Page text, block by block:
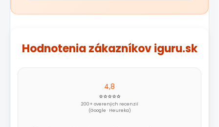
Hodnotenia zákazníkov iguru.sk
4,8
⭐⭐⭐⭐⭐
200+ overených recenzií
(Google · Heureka)